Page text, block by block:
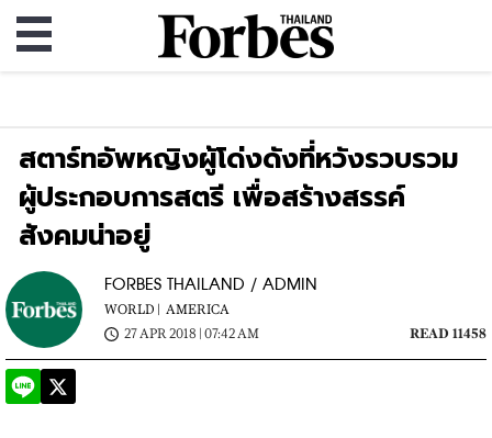
สตาร์ทอัพหญิงผู้โด่งดังที่หวังรวบรวม
ผู้ประกอบการสตรี เพื่อสร้างสรรค์
สังคมน่าอยู่
FORBES THAILAND / ADMIN
WORLD |
AMERICA
27 APR 2018 | 07:42 AM
READ 11458